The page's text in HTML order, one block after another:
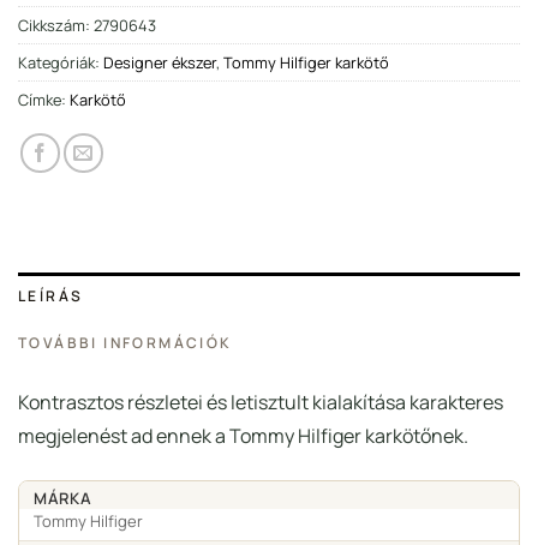
Cikkszám: 2790643
Kategóriák: Designer ékszer, Tommy Hilfiger karkötő
Címke: Karkötő
LEÍRÁS
TOVÁBBI INFORMÁCIÓK
Kontrasztos részletei és letisztult kialakítása karakteres
megjelenést ad ennek a Tommy Hilfiger karkötőnek.
MÁRKA
Tommy Hilfiger